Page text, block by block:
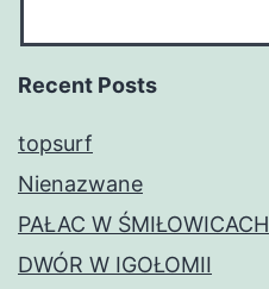
Recent Posts
topsurf
Nienazwane
PAŁAC W ŚMIŁOWICACH
DWÓR W IGOŁOMII